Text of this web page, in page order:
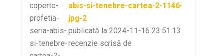
abis-si-tenebre-cartea-2-1146-
jpg-2
publicată la 2024-11-16 23:51:13
recenzie scrisă de